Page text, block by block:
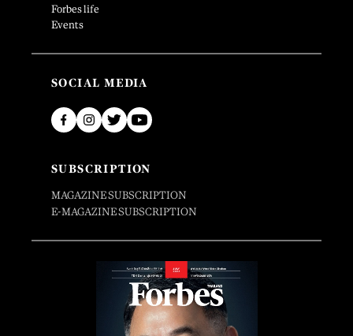
Forbes life
Events
SOCIAL MEDIA
SUBSCRIPTION
MAGAZINE SUBSCRIPTION
E-MAGAZINE SUBSCRIPTION